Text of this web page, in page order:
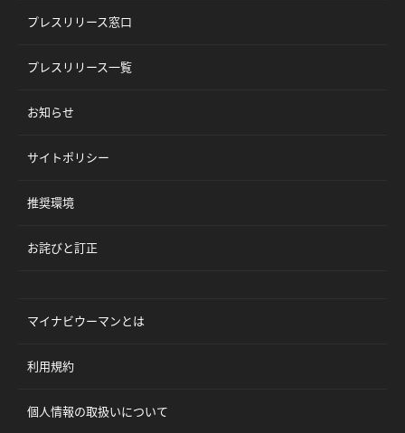
プレスリリース窓口
プレスリリース一覧
お知らせ
サイトポリシー
推奨環境
お詫びと訂正
マイナビウーマンとは
利用規約
個人情報の取扱いについて